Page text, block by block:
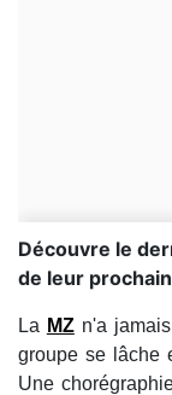
Découvre le
de leur
La MZn'a jamais
groupe se lâche
Une